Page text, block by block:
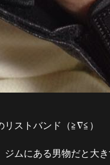
ストバンド（≧∇≦）
ジムにある男物だと大